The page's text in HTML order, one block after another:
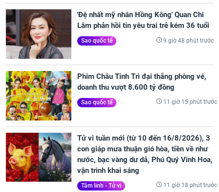
'Đệ nhất mỹ nhân Hồng Kông' Quan Chi
Lâm phản hồi tin yêu trai trẻ kém 36 tuổi
Sao quốc tế 9 giờ 48 phút trước
Phim Châu Tinh Trì đại thắng phòng vé,
doanh thu vượt 8.600 tỷ đồng
Sao quốc tế 11 giờ 15 phút trước
Tử vi tuần mới (từ 10 đến 16/8/2026), 3
con giáp mưa thuận gió hòa, tiền về như
nước, bạc vàng dư dả, Phú Quý Vinh Hoa,
vận trình khai sáng
Tâm linh - Tử vi 11 giờ 18 phút trước